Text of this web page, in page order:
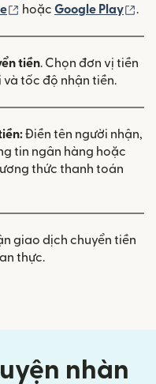
(mở trong cửa sổ mới)
hoặc Google Play .
tiền. Chọn đơn vị tiền
và tốc độ nhận tiền.
Điền tên người nhận,
tin ngân hàng hoặc
thức thanh toán
giao dịch chuyển tiền
thực.
nhàn